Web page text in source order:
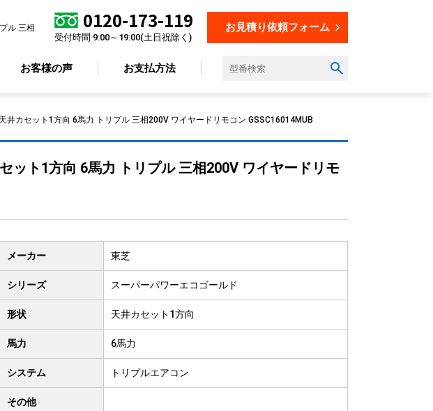
ル 三相
0120-173-119
受付時間 9:00～19:00(土日祝除く)
お見積り依頼フォーム
飲食店
美容・理容室
工場
倉庫
病院
お客様の声 お支払方法
井カセット1方向 6馬力 トリプル 三相200V ワイヤードリモコン GSSC16014MUB
ット1方向 6馬力 トリプル 三相200V ワイヤードリモ
メーカー 東芝
シリーズ スーパーパワーエコゴールド
形状 天井カセット1方向
馬力 6馬力
システム トリプルエアコン
その他